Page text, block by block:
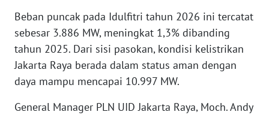
Beban puncak pada Idulfitri tahun 2026 ini tercatat
sebesar 3.886 MW, meningkat 1,3% dibanding
tahun 2025. Dari sisi pasokan, kondisi kelistrikan
Jakarta Raya berada dalam status aman dengan
daya mampu mencapai 10.997 MW.
General Manager PLN UID Jakarta Raya, Moch. Andy
Wahana
News
Regional
WN
WN